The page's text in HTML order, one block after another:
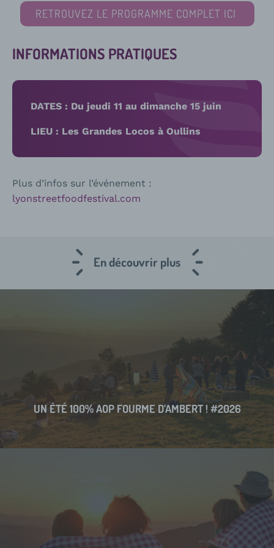
RETROUVEZ LE PROGRAMME COMPLET ICI
INFORMATIONS PRATIQUES
DATES : Du jeudi 11 au dimanche 15 juin
LIEU : Les Grandes Locos à Oullins
Plus d’infos sur l’événement :
lyonstreetfoodfestival.com
En découvrir plus
UN ÉTÉ 100% AOP FOURME D’AMBERT ! #2026